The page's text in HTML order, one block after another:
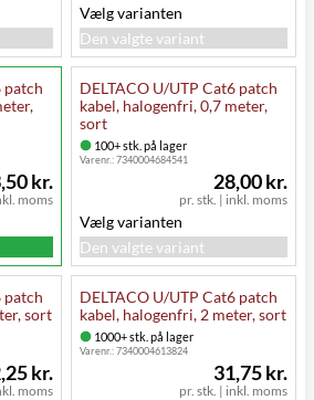
Vælg varianten
Den valgte variant
patch
moms
kr.
DELTACO U/UTP Cat6 patch
kabel, halogenfri, 0,7 meter,
sort
100+ stk. på lager
Varenr.:7340004684541
pr. stk. | inkl. moms
28,00 kr.
Vælg varianten
Den valgte variant
patch
sort
moms
kr.
DELTACO U/UTP Cat6 patch
kabel, halogenfri, 2 meter, sort
1000+ stk. på lager
Varenr.:7340004613824
pr. stk. | inkl. moms
31,75 kr.